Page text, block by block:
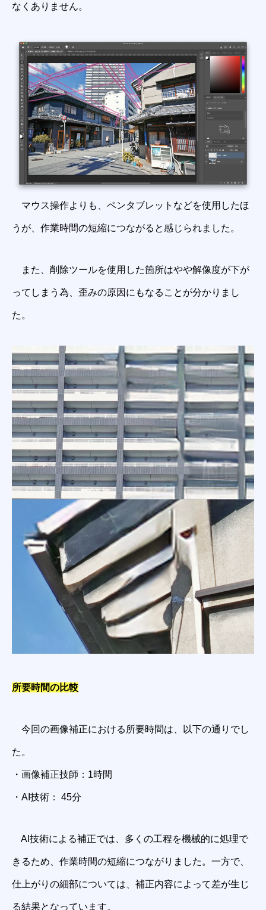
なくありません。
マウス操作よりも、ペンタブレットなどを使用したほ
うが、作業時間の短縮につながると感じられました。
また、削除ツールを使用した箇所はやや解像度が下が
ってしまう為、歪みの原因にもなることが分かりまし
た。
所要時間の比較
今回の画像補正における所要時間は、以下の通りでし
た。
・画像補正技師：1時間
・AI技術： 45分
AI技術による補正では、多くの工程を機械的に処理で
きるため、作業時間の短縮につながりました。一方で、
仕上がりの細部については、補正内容によって差が生じ
る結果となっています。